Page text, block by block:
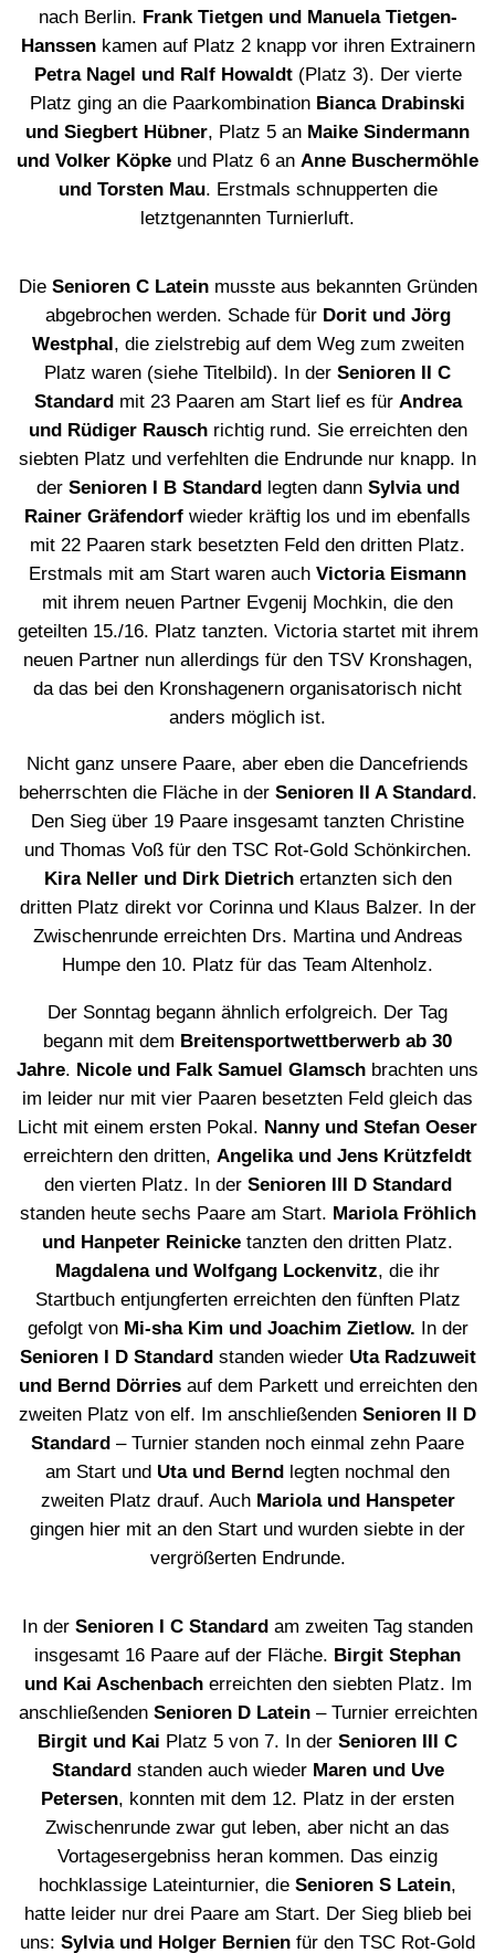
nach Berlin. Frank Tietgen und Manuela Tietgen-
Hanssenkamen auf Platz 2 knapp vor ihren Extrainern
Petra Nagel und Ralf Howaldt(Platz 3). Der vierte
Platz ging an die Paarkombination Bianca Drabinski
und Siegbert Hübner, Platz 5 an Maike Sindermann
und Volker Köpke und Platz 6 an Anne Buschermöhle
und Torsten Mau. Erstmals schnupperten die
letztgenannten Turnierluft.
Die Senioren C Lateinmusste aus bekannten Gründen
abgebrochen werden. Schade für Dorit und Jörg
Westphal, die zielstrebig auf dem Weg zum zweiten
Platz waren (siehe Titelbild). In der Senioren II C
Standardmit 23 Paaren am Start lief es für Andrea
und Rüdiger Rauschrichtig rund. Sie erreichten den
siebten Platz und verfehlten die Endrunde nur knapp. In
der Senioren I B Standardlegten dann Sylvia und
Rainer Gräfendorf wieder kräftig los und im ebenfalls
mit 22 Paaren stark besetzten Feld den dritten Platz.
Erstmals mit am Start waren auch Victoria Eismann
mit ihrem neuen Partner Evgenij Mochkin, die den
geteilten 15./16. Platz tanzten. Victoria startet mit ihrem
neuen Partner nun allerdings für den TSV Kronshagen,
da das bei den Kronshagenern organisatorisch nicht
anders möglich ist.
Nicht ganz unsere Paare, aber eben die Dancefriends
beherrschten die Fläche in der Senioren II A Standard .
Den Sieg über 19 Paare insgesamt tanzten Christine
und Thomas Voß für den TSC Rot-Gold Schönkirchen.
Kira Neller und Dirk Dietrichertanzten sich den
dritten Platz direkt vor Corinna und Klaus Balzer. In der
Zwischenrunde erreichten Drs. Martina und Andreas
Humpe den 10. Platz für das Team Altenholz.
Der Sonntag begann ähnlich erfolgreich. Der Tag
begann mit dem Breitensportwettberwerb ab 30
Jahre. Nicole und Falk Samuel Glamsch brachten uns
im leider nur mit vier Paaren besetzten Feld gleich das
Licht mit einem ersten Pokal. Nanny und Stefan Oeser
erreichtern den dritten, Angelika und Jens Krützfeldt
den vierten Platz. In der Senioren III D Standard
standen heute sechs Paare am Start. Mariola Fröhlich
und Hanpeter Reinicke tanzten den dritten Platz.
Magdalena und Wolfgang Lockenvitz, die ihr
Startbuch entjungferten erreichten den fünften Platz
gefolgt von Mi-sha Kim und Joachim Zietlow. In der
Senioren I D Standardstanden wieder Uta Radzuweit
und Bernd Dörriesauf dem Parkett und erreichten den
zweiten Platz von elf. Im anschließenden Senioren II D
Standard – Turnier standen noch einmal zehn Paare
am Start und Uta und Bernd legten nochmal den
zweiten Platz drauf. Auch Mariola und Hanspeter
gingen hier mit an den Start und wurden siebte in der
vergrößerten Endrunde.
In der Senioren I C Standard am zweiten Tag standen
insgesamt 16 Paare auf der Fläche. Birgit Stephan
und Kai Aschenbacherreichten den siebten Platz. Im
anschließenden Senioren D Latein– Turnier erreichten
Birgit und Kai Platz 5 von 7. In der Senioren III C
Standardstanden auch wieder Maren und Uve
Petersen, konnten mit dem 12. Platz in der ersten
Zwischenrunde zwar gut leben, aber nicht an das
Vortagesergebniss heran kommen. Das einzig
hochklassige Lateinturnier, die Senioren S Latein,
hatte leider nur drei Paare am Start. Der Sieg blieb bei
uns: Sylvia und Holger Bernien für den TSC Rot-Gold